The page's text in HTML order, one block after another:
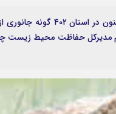
احزاب و تشکلها